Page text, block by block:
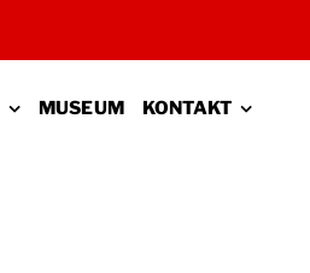
MUSEUM KONTAKT